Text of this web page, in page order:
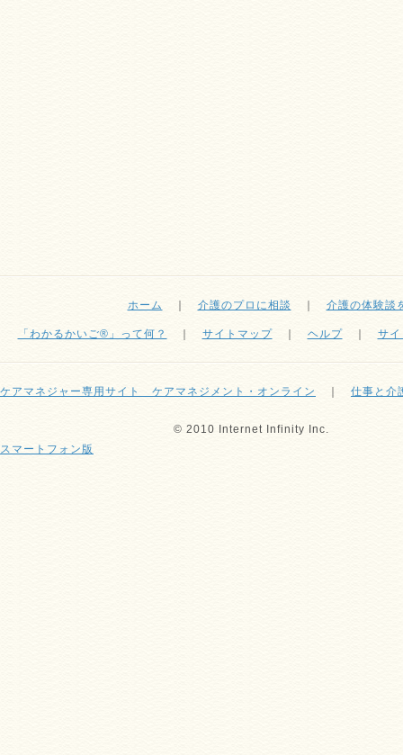
ホーム 介護のプロに相談 介護の体験談
「わかるかいご®」って何？ サイトマップ｜ ヘルプ｜ サ
ケアマネジャー専用サイト ケアマネジメント・オンライン 仕事と介
© 2010 Internet Infinity Inc.
スマートフォン版